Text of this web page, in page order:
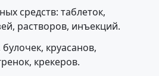
средств: таблеток,
растворов, инъекций.
круасанов,
крекеров.